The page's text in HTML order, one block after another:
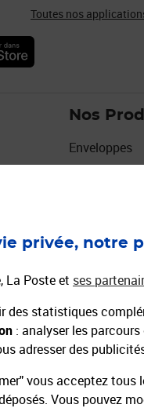
privée, notre
La Poste et ses
des statistiques
: analyser les
adresser des
vous acceptez
Vous pouvez
Toutes nos
mon
Nos
Enveloppes
Timbres
Cartes de
La Poste GroupeLa